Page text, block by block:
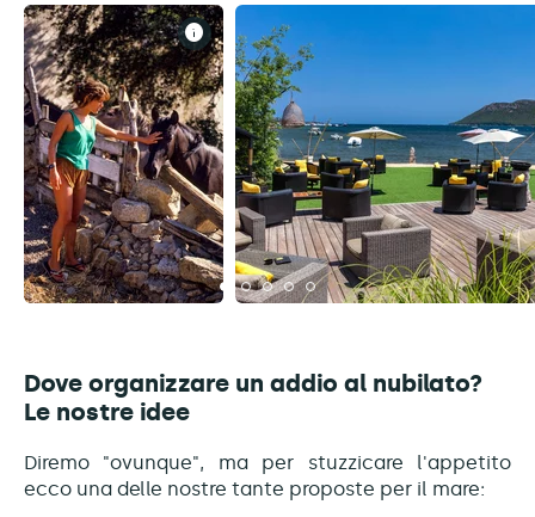
Dove organizzare un addio al nubilato?
Le nostre idee
Diremo "ovunque", ma per stuzzicare l'appetito
ecco una delle nostre tante proposte per il mare: